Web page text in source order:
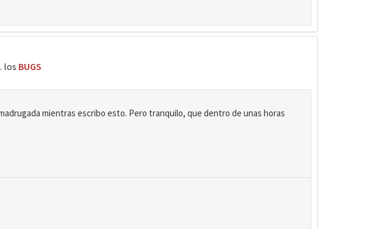
los BUGS
mientras escribo esto. Pero tranquilo, que dentro de unas horas